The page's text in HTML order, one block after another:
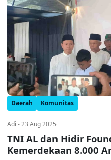
Daerah Komunitas
Adi - 23 Aug 2025
TNI AL dan Hidir
Kemerdekaan 8.000